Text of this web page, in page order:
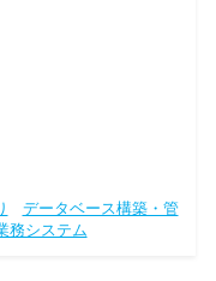
データベース構築・管
務システム